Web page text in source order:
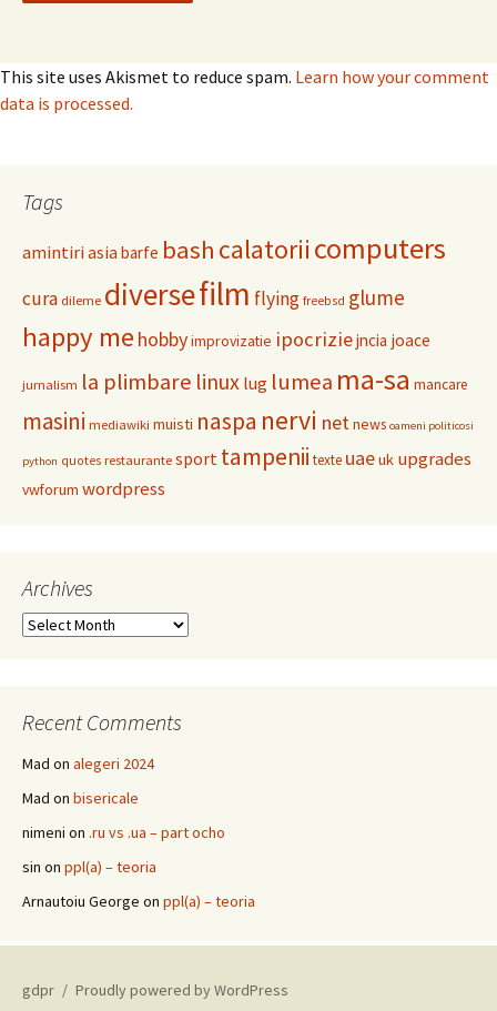
This site uses Akismet to reduce spam. Learn how your comment
data is processed.
Tags
amintiriasia barfe bash calatorii computers
cura dileme diversefilm flying freebsd glume
happy me hobbyimprovizatie ipocriziejncia joace
jurnalism la plimbare linux lug lumea ma-sa mancare
masini mediawiki muisti naspa nervi netnews oameni politicosi
python quotes restaurante sport tampenii texte uaeuk upgrades
vwforum wordpress
Archives
Archives
Recent Comments
Mad on alegeri 2024
Mad on bisericale
nimeni on .ru vs .ua – part ocho
sin on ppl(a) – teoria
Arnautoiu George on ppl(a) – teoria
gdpr Proudly powered by WordPress